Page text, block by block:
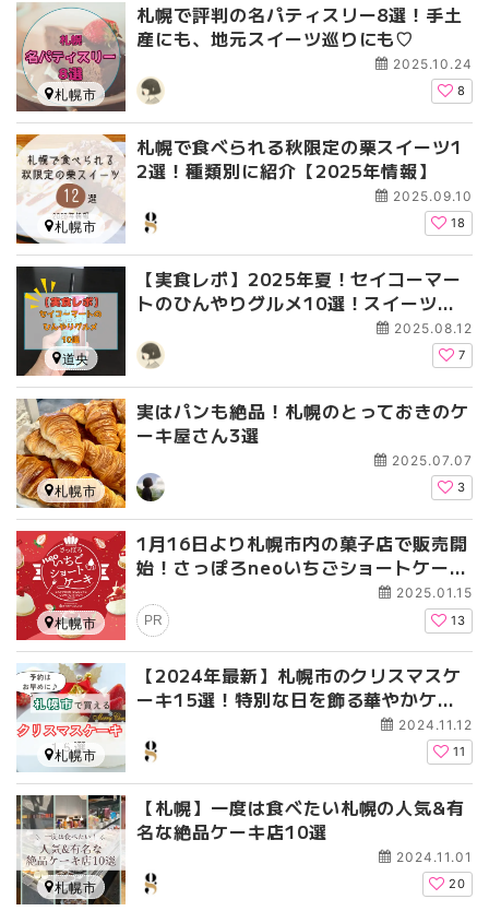
札幌で評判の名パティスリー8選！手土
産にも、地元スイーツ巡りにも♡
2025.10.24
8
札幌市
札幌で食べられる秋限定の栗スイーツ1
2選！種類別に紹介【2025年情報】
2025.09.10
18
札幌市
【実食レポ】2025年夏！セイコーマー
トのひんやりグルメ10選！スイーツや
さっぱり麺・爽やかドリンクも！2025.08.12
7
道央
実はパンも絶品！札幌のとっておきのケ
ーキ屋さん3選
2025.07.07
3
札幌市
1月16日より札幌市内の菓子店で販売開
始！さっぽろneoいちごショートケーキ
2025.01.15
PR 13
札幌市
【2024年最新】札幌市のクリスマスケ
ーキ15選！特別な日を飾る華やかケー
2024.11.12
11
札幌市
【札幌】一度は食べたい札幌の人気&有
名な絶品ケーキ店10選
2024.11.01
20
札幌市